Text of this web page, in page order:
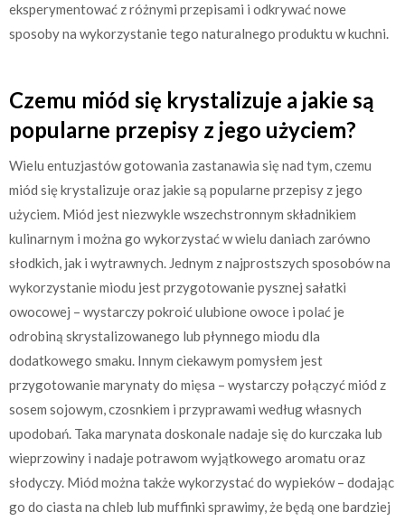
eksperymentować z różnymi przepisami i odkrywać nowe
sposoby na wykorzystanie tego naturalnego produktu w kuchni.
Czemu miód się krystalizuje a jakie są
popularne przepisy z jego użyciem?
Wielu entuzjastów gotowania zastanawia się nad tym, czemu
miód się krystalizuje oraz jakie są popularne przepisy z jego
użyciem. Miód jest niezwykle wszechstronnym składnikiem
kulinarnym i można go wykorzystać w wielu daniach zarówno
słodkich, jak i wytrawnych. Jednym z najprostszych sposobów na
wykorzystanie miodu jest przygotowanie pysznej sałatki
owocowej – wystarczy pokroić ulubione owoce i polać je
odrobiną skrystalizowanego lub płynnego miodu dla
dodatkowego smaku. Innym ciekawym pomysłem jest
przygotowanie marynaty do mięsa – wystarczy połączyć miód z
sosem sojowym, czosnkiem i przyprawami według własnych
upodobań. Taka marynata doskonale nadaje się do kurczaka lub
wieprzowiny i nadaje potrawom wyjątkowego aromatu oraz
słodyczy. Miód można także wykorzystać do wypieków – dodając
go do ciasta na chleb lub muffinki sprawimy, że będą one bardziej